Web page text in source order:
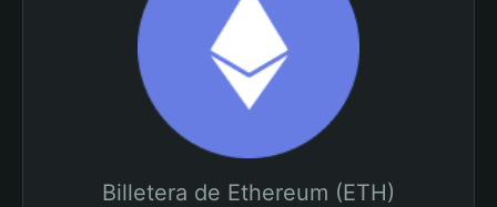
Billetera de Ethereum (ETH)